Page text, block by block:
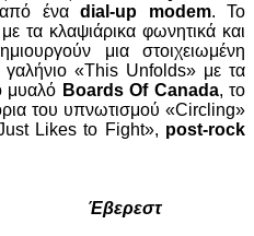
από ένα dial-up modem. Το
τα κλαψιάρικα φωνητικά και
μια στοιχειωμένη
γαλήνιο «This Unfolds» με τα
μυαλό Boards Of Canada, το
του υπνωτισμού «Circling»
Likes to Fight», post-rock
Έβερεστ